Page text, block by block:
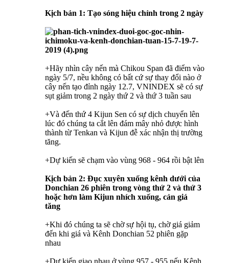
Kịch bản 1: Tạo sóng hiệu chỉnh trong 2 ngày
+Hãy nhìn cây nến mà Chikou Span đã điểm vào
ngày 5/7, nều không có bất cứ sự thay đổi nào ở
cây nến tạo đỉnh ngày 12.7, VNINDEX sẽ có sự
sụt giảm trong 2 ngày thứ 2 và thứ 3 tuần sau
+Và đến thứ 4 Kijun Sen có sự dịch chuyển lên
lúc đó chúng ta cắt lên đám mây nhỏ được hình
thành từ Tenkan và Kijun đễ xác nhận thị trường
tăng.
+Dự kiến sẽ chạm vào vùng 968 - 964 rồi bật lên
Kịch bản 2: Đục xuyên xuống kênh dưới của
Donchian 26 phiên trong vòng thứ 2 và thứ 3
hoặc hơn làm Kijun nhích xuống, cản giá
tăng
+Khi đó chúng ta sẽ chờ sự hội tụ, chờ giá giảm
đến khi giá và Kênh Donchian 52 phiên gặp
nhau